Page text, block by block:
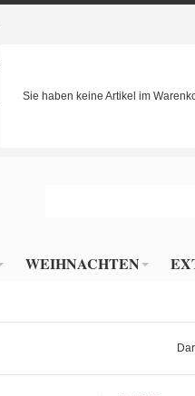
Sie haben keine Artikel im
WEIHNACHTEN